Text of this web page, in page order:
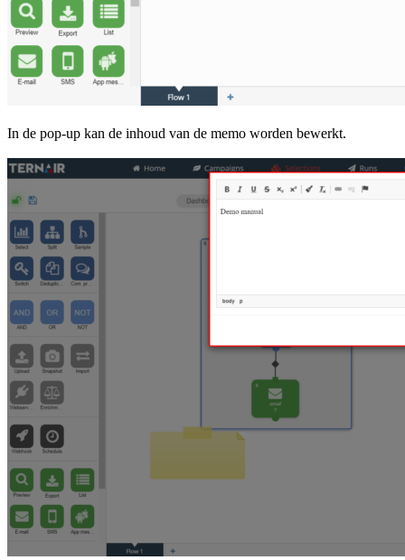
In de pop-up kan de inhoud van de memo worden bewerkt.